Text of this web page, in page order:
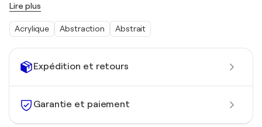
Expédition et retours
Garantie et paiement
Lire plus
Acrylique Abstraction Abstrait